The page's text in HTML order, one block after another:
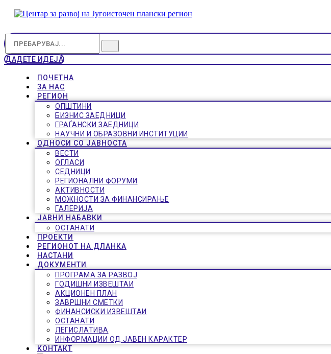
ДАДЕТЕ ИДЕЈА
ПОЧЕТНА
ЗА НАС
РЕГИОН
ОПШТИНИ
БИЗНИС ЗАЕДНИЦИ
ГРАЃАНСКИ ЗАЕДНИЦИ
НАУЧНИ И ОБРАЗОВНИ ИНСТИТУЦИИ
ОДНОСИ СО ЈАВНОСТА
ВЕСТИ
ОГЛАСИ
СЕДНИЦИ
РЕГИОНАЛНИ ФОРУМИ
АКТИВНОСТИ
МОЖНОСТИ ЗА ФИНАНСИРАЊЕ
ГАЛЕРИЈА
ЈАВНИ НАБАВКИ
ОСТАНАТИ
ПРОЕКТИ
РЕГИОНОТ НА ДЛАНКА
НАСТАНИ
ДОКУМЕНТИ
ПРОГРАМА ЗА РАЗВОЈ
ГОДИШНИ ИЗВЕШТАИ
АКЦИОНЕН ПЛАН
ЗАВРШНИ СМЕТКИ
ФИНАНСИСКИ ИЗВЕШТАИ
ОСТАНАТИ
ЛЕГИСЛАТИВА
ИНФОРМАЦИИ ОД ЈАВЕН КАРАКТЕР
КОНТАКТ